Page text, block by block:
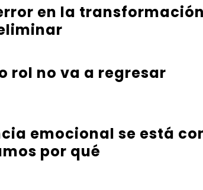
en la
rol no va a regresar
emocional se está
por qué